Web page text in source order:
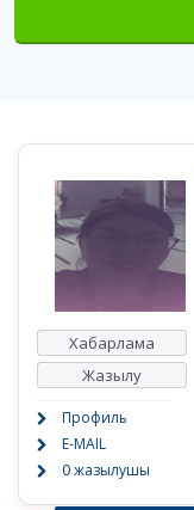
Хабарлама
Жазылу
Профиль
E-MAIL
0 жазылушы